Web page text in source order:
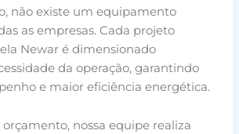
não existe um equipamento
as empresas. Cada projeto
Newar é dimensionado
da operação, garantindo
e maior eficiência energética.
nossa equipe realiza